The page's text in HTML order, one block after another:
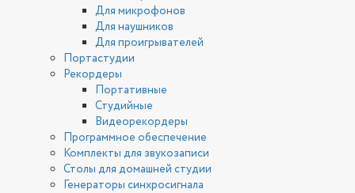
Для микрофонов
Для наушников
Для проигрывателей
Портастудии
Рекордеры
Портативные
Студийные
Видеорекордеры
Программное обеспечение
Комплекты для звукозаписи
Столы для домашней студии
Генераторы синхросигнала